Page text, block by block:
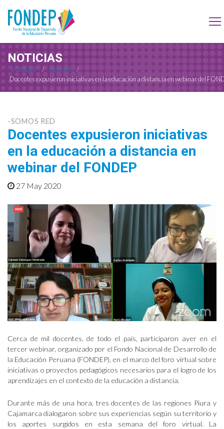
NOTICIAS
FONDEP / Noticias
/
Docentes expusieron iniciativas en la educación a distancia en webinar del
-SOMOS RED
Docentes expusieron iniciativas
en la educación a distancia en
webinar del FONDEP
27 May 2020
Cerca de mil docentes, de todo el país, participaron ayer en el
tercer webinar, organizado por el Fondo Nacional de Desarrollo de
la Educación Peruana (FONDEP), en el marco del foro virtual sobre
iniciativas o proyectos pedagógicos necesarios para el logro de los
aprendizajes en el contexto de la educación a distancia.
Durante más de una hora, tres docentes de las regiones Piura y
Cajamarca dialogaron sobre sus experiencias según su territorio y
los aportes surgidos en esta semana del foro virtual. La